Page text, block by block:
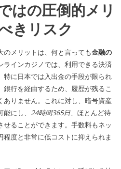
はの圧倒的メリ
きリスク
メリットは、何と言っても金融の
ラインカジノでは、利用できる決済
特に日本では入出金の手段が限られ
行を経由するため、履歴が残るこ
ありません。これに対し、暗号資産
にし、 24時間365日、ほとんど待
ることができます。手数料もネッ
程度と非常に低コストに抑えられま